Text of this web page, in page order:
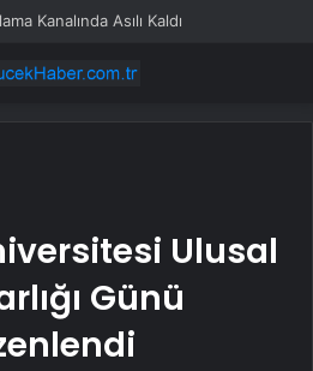
Kanalında Asılı Kaldı
Ulusal
Günü